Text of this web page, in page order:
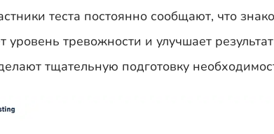
теста постоянно сообщают, что
уровень тревожности и улучшает
тщательную подготовку